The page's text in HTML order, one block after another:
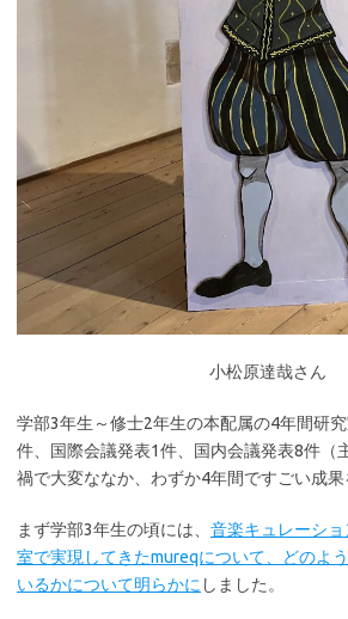
小松原達哉さん
学部3年生～修士2年生の本配属の4年間研
件、国際会議発表1件、国内会議発表8件（
禍で大変ななか、わずか4年間ですごい成果
まず学部3年生の頃には、 音楽キュレーシ
室で実現してきたmureqについて、どのよ
いるかについて明らかに しました。